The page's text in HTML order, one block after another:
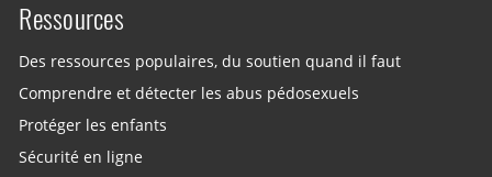
Ressources
Des ressources populaires, du soutien quand il faut
Comprendre et détecter les abus pédosexuels
Protéger les enfants
Sécurité en ligne